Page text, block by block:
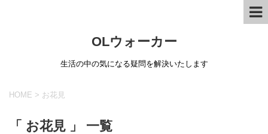
OLウォーカー
生活の中の気になる疑問を解決いたします
HOME > お花見
「 お花見 」 一覧